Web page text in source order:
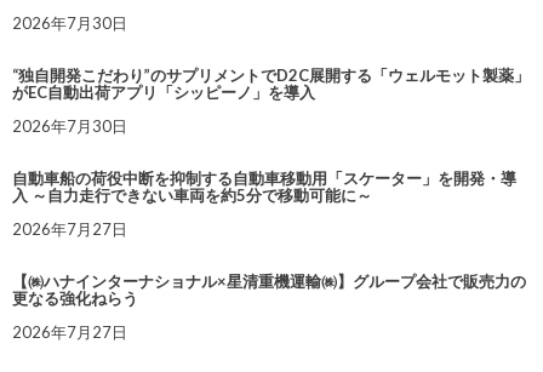
2026年7月30日
“独自開発こだわり”のサプリメントでD2C展開する「ウェルモット製薬」
がEC自動出荷アプリ「シッピーノ」を導入
2026年7月30日
自動車船の荷役中断を抑制する自動車移動用「スケーター」を開発・導
入 ～自力走行できない車両を約5分で移動可能に～
2026年7月27日
【㈱ハナインターナショナル×星清重機運輸㈱】グループ会社で販売力の
更なる強化ねらう
2026年7月27日